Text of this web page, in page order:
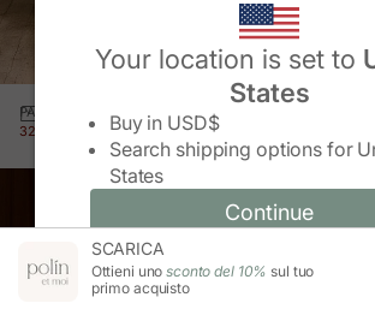
Your location is set to
States
Buy in USD$
Search shipping options for
States
Continue
Change country/region and
Change country/
Continue
PANTALONE JEANS CRUZ
PREZZO IN OFFERTA
32,99 € PREZZO NORMALE
65,95 €
SCARICA
Ottieni unosconto del 10% sul tuo
primo acquisto